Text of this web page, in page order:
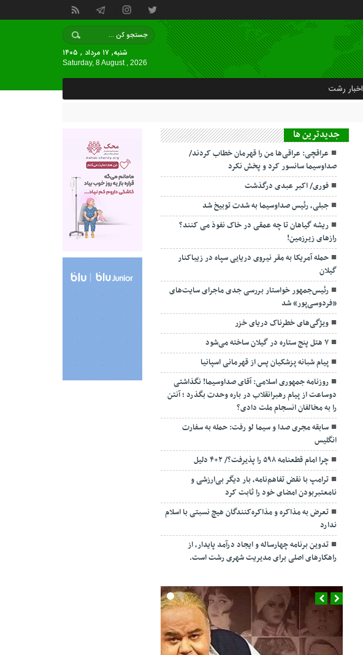
شنبه, ۱۷ مرداد , ۱۴۰۵
Saturday, 8 August , 2026
اخبار رشت
جديدترين ها
عراقچی: عراقی‌ها من را قهرمان خطاب کردند/
صداوسیما سانسور کرد و پخش نکرد
فوری/ اکبر عبدی درگذشت
جبلی، رئیس صداوسیما به شدت توبیخ شد
ریشه گیاهان تا چه عمقی در خاک نفوذ می کنند؟
رازهای زیرزمین!
حمله آمریکا به مقر نیروی دریایی سپاه در زیباکنار
گیلان
رئیس‌جمهور خواستار بررسی جدی ماجرای سایت‌های
«فردوسی‌پور» شد
ویژگی‌های خطرناک دریای خزر
۷ هتل پنج ستاره در گیلان ساخته می‌شود
پیام شبانه پزشکیان پس از قهرمانی اسپانیا
روزنامه جمهوری اسلامی: آقای صداوسیما! نگذاشتی
دوساعت از پیام رهبرانقلاب در باره وحدت بگذرد ؛ آنتن
را به مخالفان انسجام ملت دادی؟
سابقه مجری صدا و سیما لو رفت: حمله به سفارت
انگلیس
چرا امام قطعنامه ۵۹۸ را پذیرفت؟/ ۲+۴ دلیل
ترامپ با نقض تفاهم‌نامه، بار دیگر بی‌ارزشی و
نامعتبربودن امضای خود را ثابت کرد
تعرض به مذاکره و مذاکره‌کنندگان هیچ نسبتی با اسلام
ندارد
تدوین برنامه چهارساله و ایجاد درآمد پایدار، از
راهکارهای اصلی برای مدیریت شهری رشت است.